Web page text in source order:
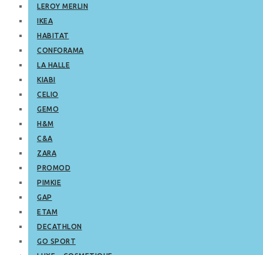
LEROY MERLIN
IKEA
HABITAT
CONFORAMA
LA HALLE
KIABI
CELIO
GEMO
H&M
C&A
ZARA
PROMOD
PIMKIE
GAP
ETAM
DECATHLON
GO SPORT